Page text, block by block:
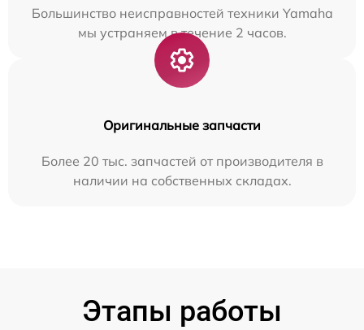
Большинство неисправностей техники Yamaha
мы устраняем в течение 2 часов.
Оригинальные запчасти
Более 20 тыс. запчастей от производителя в
наличии на собственных складах.
Этапы работы